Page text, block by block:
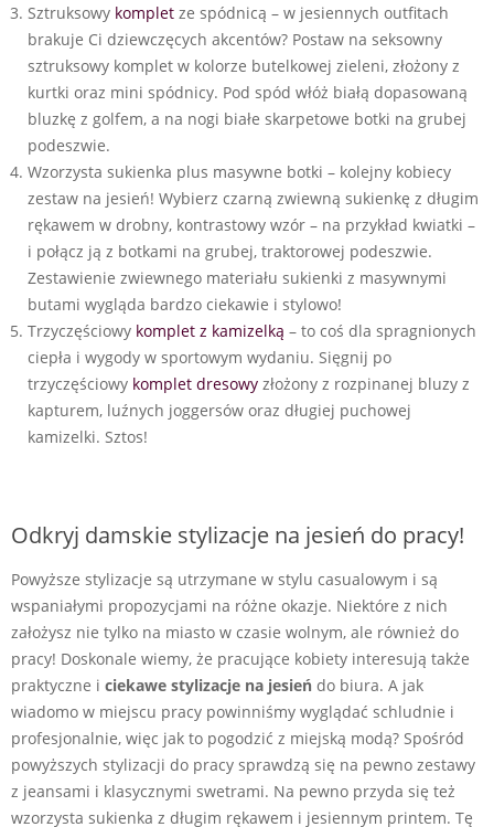
Sztruksowy komplet ze spódnicą – w jesiennych outfitach
brakuje Ci dziewczęcych akcentów? Postaw na seksowny
sztruksowy komplet w kolorze butelkowej zieleni, złożony z
kurtki oraz mini spódnicy. Pod spód włóż białą dopasowaną
bluzkę z golfem, a na nogi białe skarpetowe botki na grubej
podeszwie.
Wzorzysta sukienka plus masywne botki – kolejny kobiecy
zestaw na jesień! Wybierz czarną zwiewną sukienkę z długim
rękawem w drobny, kontrastowy wzór – na przykład kwiatki –
i połącz ją z botkami na grubej, traktorowej podeszwie.
Zestawienie zwiewnego materiału sukienki z masywnymi
butami wygląda bardzo ciekawie i stylowo!
Trzyczęściowy komplet z kamizelką – to coś dla spragnionych
ciepła i wygody w sportowym wydaniu. Sięgnij po
trzyczęściowy komplet dresowy złożony z rozpinanej bluzy z
kapturem, luźnych joggersów oraz długiej puchowej
kamizelki. Sztos!
Odkryj damskie stylizacje na jesień do pracy!
Powyższe stylizacje są utrzymane w stylu casualowym i są
wspaniałymi propozycjami na różne okazje. Niektóre z nich
założysz nie tylko na miasto w czasie wolnym, ale również do
pracy! Doskonale wiemy, że pracujące kobiety interesują także
praktyczne i ciekawe stylizacje na jesień do biura. A jak
wiadomo w miejscu pracy powinniśmy wyglądać schludnie i
profesjonalnie, więc jak to pogodzić z miejską modą? Spośród
powyższych stylizacji do pracy sprawdzą się na pewno zestawy
z jeansami i klasycznymi swetrami. Na pewno przyda się też
wzorzysta sukienka z długim rękawem i jesiennym printem. Tę